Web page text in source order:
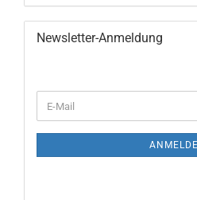
Newsletter-Anmeldung
ZUR
E-
Mail